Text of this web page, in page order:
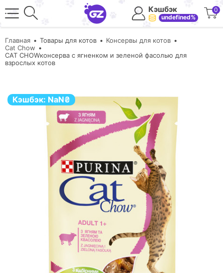
Кэшбэк
undefined%
0
Главная Товары для котов
Консервы для котов
Cat Chow
CAT CHOWконсерва с ягненком и зеленой фасолью для
взрослых котов
Кэшбэк: NaN₴